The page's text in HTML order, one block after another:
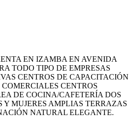
EN IZAMBA EN AVENIDA
TODO TIPO DE EMPRESAS
CENTROS DE CAPACITACIÓN
CENTROS
DE COCINA/CAFETERÍA DOS
Y MUJERES AMPLIAS TERRAZAS
NATURAL ELEGANTE.